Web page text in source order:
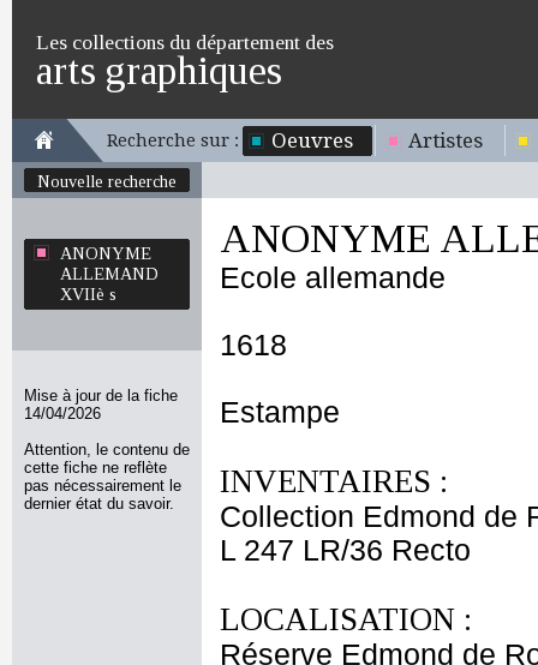
Les collections du département des
arts graphiques
Recherche sur : Oeuvres Artistes
Nouvelle recherche
ANONYME
ALLEMAND
XVIIè s
Mise à jour de la fiche
14/04/2026
Attention, le contenu de
cette fiche ne reflète
pas nécessairement le
dernier état du savoir.
ANONYME
Ecole allemande
1618
Estampe
INVENTAIRES :
Collection Edmond de
L 247 LR/36 Recto
LOCALISATION :
Réserve Edmond de